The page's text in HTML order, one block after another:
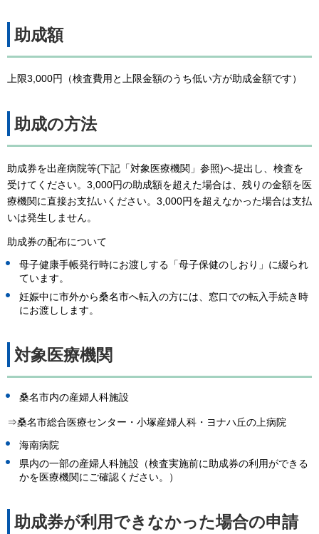
助成額
上限3,000円（検査費用と上限金額のうち低い方が助成金額です）
助成の方法
助成券を出産病院等(下記「対象医療機関」参照)へ提出し、検査を
受けてください。3,000円の助成額を超えた場合は、残りの金額を医
療機関に直接お支払いください。3,000円を超えなかった場合は支払
いは発生しません。
助成券の配布について
母子健康手帳発行時にお渡しする「母子保健のしおり」に綴られ
ています。
妊娠中に市外から桑名市へ転入の方には、窓口での転入手続き時
にお渡しします。
対象医療機関
桑名市内の産婦人科施設
⇒桑名市総合医療センター・小塚産婦人科・ヨナハ丘の上病院
海南病院
県内の一部の産婦人科施設（検査実施前に助成券の利用ができる
かを医療機関にご確認ください。）
助成券が利用できなかった場合の申請